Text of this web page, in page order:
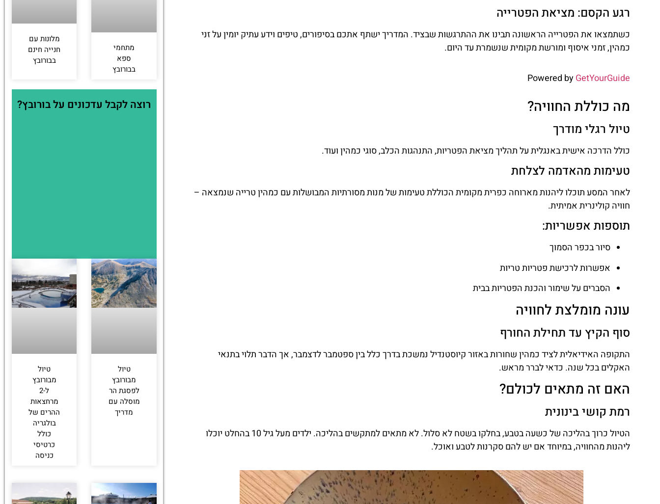
רגע הקסם: מציאת הפטרייה
כשתמצאו את הפטרייה הראשונה תבינו את ההתרגשות שבציד. המדריך ישתף אתכם בסיפורים, טיפים וידע עתיק יומין על זני
כמהין, זמני איסוף ומורשת מקומית שנשמרת עד היום.
Powered byGetYourGuide
מה כוללת החוויה?
טיול רגלי מודרך
כולל הדרכה אישית באנגלית על תהליך מציאת הפטריות, התנהגות הכלב, סוגי כמהין ועוד.
טעימות מהאדמה לצלחת
לאחר המסע תוכלו ליהנות מארוחה כפרית מקומית הכוללת טעימות של מנות מסורתיות המבושלות עם כמהין טרייה שנמצאה –
חוויה קולינרית אמיתית.
תוספות אפשריות:
סיור בכפר הסמוך
אפשרות לרכישת פטריות טריות
הסברים על שימור והכנת הפטריות בבית
עונה מומלצת לחוויה
סוף הקיץ עד תחילת החורף
התקופה האידיאלית לציד כמהין שחורות באזור קיוסטנדיל נמשכת בדרך כלל בין ספטמבר לדצמבר, אך הדבר תלוי בתנאי
האקלים בכל שנה. כדאי לברר מראש.
האם זה מתאים לכולם?
רמת קושי בינונית
הטיול כרוך בהליכה של כשעה בטבע, בחלקו בשטח לא סלול. לא מתאים למתקשים בהליכה. ילדים מעל גיל 10 בהחלט יוכלו
ליהנות מהחוויה, במיוחד אם יש להם סקרנות לטבע ואוכל.
מתחמי
ספא
בבורובץ
מלונות עם
חנייה חינם
בבורובץ
רוצה לקבל עדכונים על בורובץ?
טיול
מבורובץ
לפסגת הר
מוסלה עם
מדריך
טיול
מבורובץ
ל-2
מרחצאות
ההרים של
בולגריה
כולל
כרטיסי
כניסה